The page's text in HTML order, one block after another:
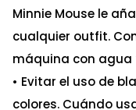
Minnie Mouse le
cualquier outfit.
máquina con agua
• Evitar el uso de
colores. Cuándo